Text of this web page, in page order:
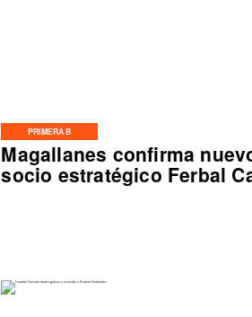
PRIMERA B
Magallanes confirma
socio estratégico Ferbal